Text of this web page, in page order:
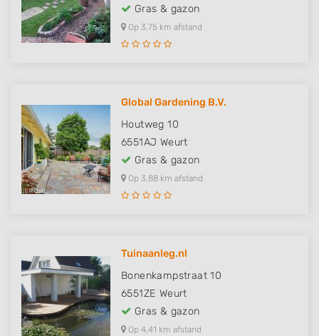
Gras & gazon
Op 3,75 km afstand
Global Gardening B.V.
Houtweg 10
6551AJ Weurt
Gras & gazon
Op 3,88 km afstand
Tuinaanleg.nl
Bonenkampstraat 10
6551ZE Weurt
Gras & gazon
Op 4,41 km afstand